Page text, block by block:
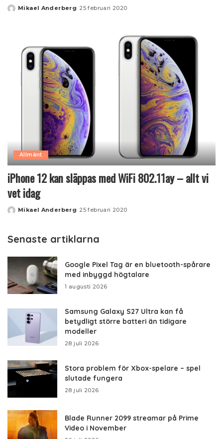
Posted
Mikael Anderberg 25 februari 2020
Allmänt
iPhone 12 kan släppas med WiFi 802.11ay – allt vi
vet idag
Posted
Mikael Anderberg 25 februari 2020
Senaste artiklarna
Google Pixel Tag är en bluetooth-spårare
med inbyggd högtalare
1 augusti 2026
Samsung Galaxy S27 Ultra kan få
betydligt större batteri än tidigare
modeller
28 juli 2026
Stora problem för Xbox-spelare – spel
slutade fungera
28 juli 2026
Blade Runner 2099 streamar på Prime
Video i November